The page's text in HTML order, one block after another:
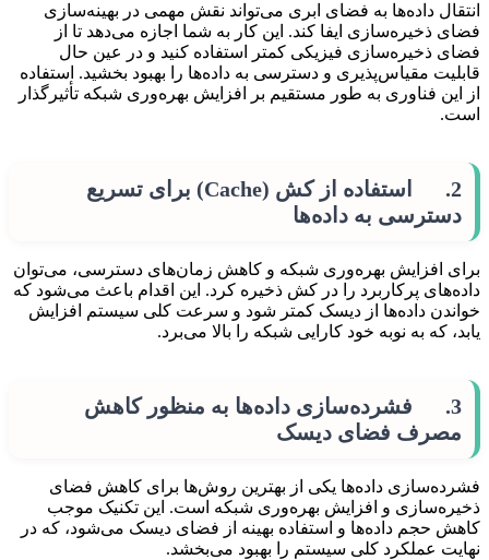
انتقال داده‌ها به فضای ابری می‌تواند نقش مهمی در بهینه‌سازی
فضای ذخیره‌سازی ایفا کند. این کار به شما اجازه می‌دهد تا از
فضای ذخیره‌سازی فیزیکی کمتر استفاده کنید و در عین حال
قابلیت مقیاس‌پذیری و دسترسی به داده‌ها را بهبود بخشید. استفاده
از این فناوری به طور مستقیم بر افزایش بهره‌وری شبکه تأثیرگذار
است.
2. استفاده از کش (Cache) برای تسریع
دسترسی به داده‌ها
برای افزایش بهره‌وری شبکه و کاهش زمان‌های دسترسی، می‌توان
داده‌های پرکاربرد را در کش ذخیره کرد. این اقدام باعث می‌شود که
خواندن داده‌ها از دیسک کمتر شود و سرعت کلی سیستم افزایش
یابد، که به نوبه خود کارایی شبکه را بالا می‌برد.
3. فشرده‌سازی داده‌ها به منظور کاهش
مصرف فضای دیسک
فشرده‌سازی داده‌ها یکی از بهترین روش‌ها برای کاهش فضای
ذخیره‌سازی و افزایش بهره‌وری شبکه است. این تکنیک موجب
کاهش حجم داده‌ها و استفاده بهینه از فضای دیسک می‌شود، که در
نهایت عملکرد کلی سیستم را بهبود می‌بخشد.